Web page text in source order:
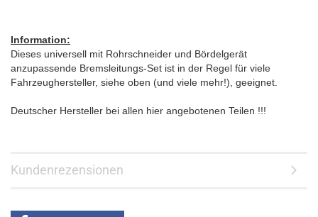
Information:
Dieses universell mit Rohrschneider und Bördelgerät
anzupassende Bremsleitungs-Set ist in der Regel für viele
Fahrzeughersteller, siehe oben (und viele mehr!), geeignet.
Deutscher Hersteller bei allen hier angebotenen Teilen !!!
Kundenrezensionen